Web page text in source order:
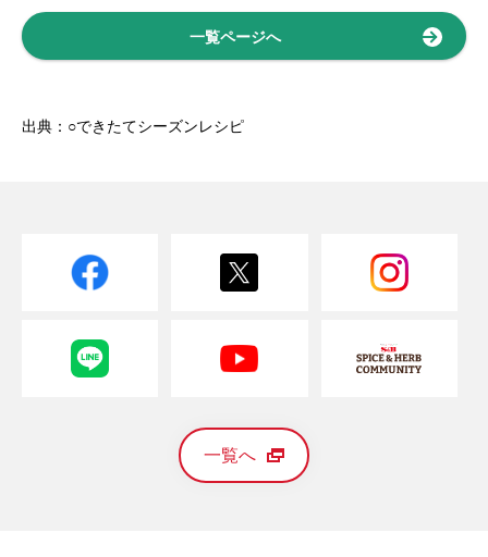
一覧ページへ
出典：○できたてシーズンレシピ
一覧へ